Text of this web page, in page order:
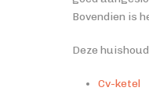
Bovendien is
Deze
Cv-ketel